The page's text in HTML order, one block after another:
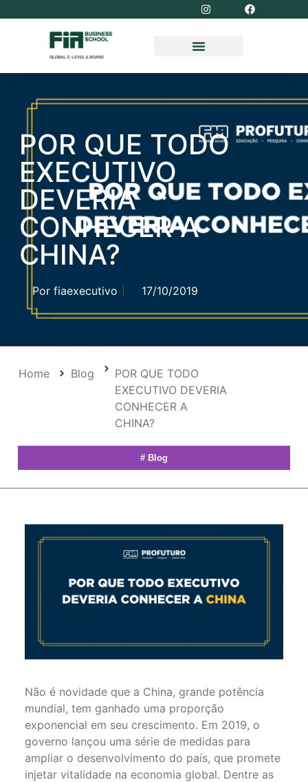
POR QUE TODO
EXECUTIVO
DEVERIA
CONHECER A
CHINA?
Por fiaexecutivo 17/10/2019
Home Blog
POR QUE TODO
EXECUTIVO DEVERIA
CONHECER A
CHINA?
# Blog
Não é novidade que a China, grande potência
mundial, tem ganhado uma proporção
exponencial em seu crescimento. Em 2019, o
governo lançou uma série de medidas para
ampliar o desenvolvimento do país, que promete
injetar vitalidade na economia global. Dentre as